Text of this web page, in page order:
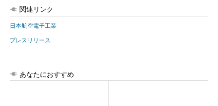
関連リンク
日本航空電子工業
プレスリリース
あなたにおすすめ